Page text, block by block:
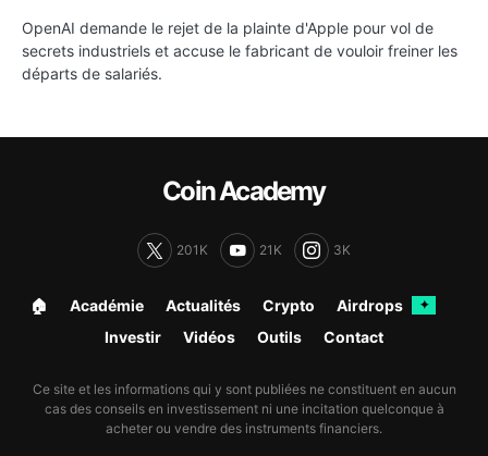
OpenAI demande le rejet de la plainte d'Apple pour vol de
secrets industriels et accuse le fabricant de vouloir freiner les
départs de salariés.
Coin Academy
201K 21K 3K
🏠︎ Académie Actualités Crypto Airdrops ✦
Investir Vidéos Outils Contact
Ce site et les informations qui y sont publiées ne constituent en aucun
cas des conseils en investissement ni une incitation quelconque à
acheter ou vendre des instruments financiers.